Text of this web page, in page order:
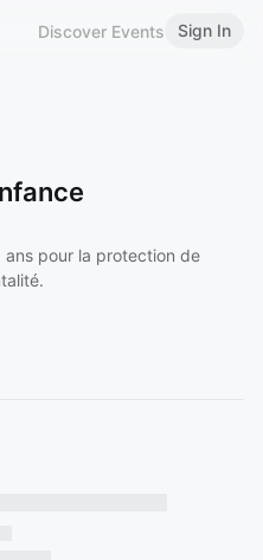
Discover Events Sign In
pour la protection de